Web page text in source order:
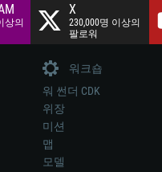
상의
X
230,000명 이상의
팔로워
워크숍
워 썬더 CDK
위장
미션
맵
모델